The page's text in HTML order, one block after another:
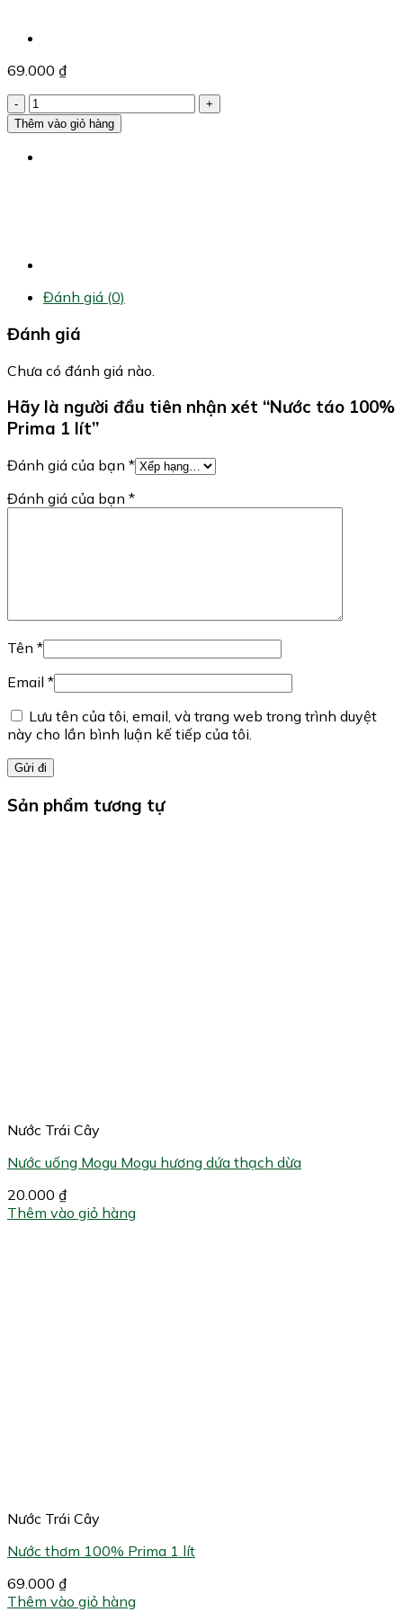
69.000 ₫
Nước
táo
100%
Prima
Thêm vào giỏ hàng
Đánh giá (0)
Đánh giá
Chưa có đánh giá nào.
Hãy là người đầu tiên nhận xét “Nước táo 100%
Prima 1 lít”
Đánh giá của bạn *
Đánh giá của bạn *
Tên *
Email *
Lưu tên của tôi, email, và trang web trong trình duyệt
này cho lần bình luận kế tiếp của tôi.
Sản phẩm tương tự
Nước Trái Cây
Nước uống Mogu Mogu hương dứa thạch dừa
20.000 ₫
Thêm vào giỏ hàng
Nước Trái Cây
Nước thơm 100% Prima 1 lít
69.000 ₫
Thêm vào giỏ hàng